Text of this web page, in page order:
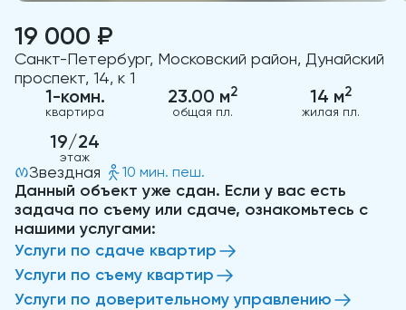
19 000 ₽
Санкт-Петербург, Московский район, Дунайский
проспект, 14, к 1
1-комн.
квартира
23.00 м2
общая пл.
14 м2
жилая пл.
19/24
этаж
Звездная 10 мин. пеш.
Данный объект уже сдан. Если у вас есть
задача по съему или сдаче, ознакомьтесь с
нашими услугами:
Услуги по сдаче квартир
Услуги по съему квартир
Услуги по доверительному управлению